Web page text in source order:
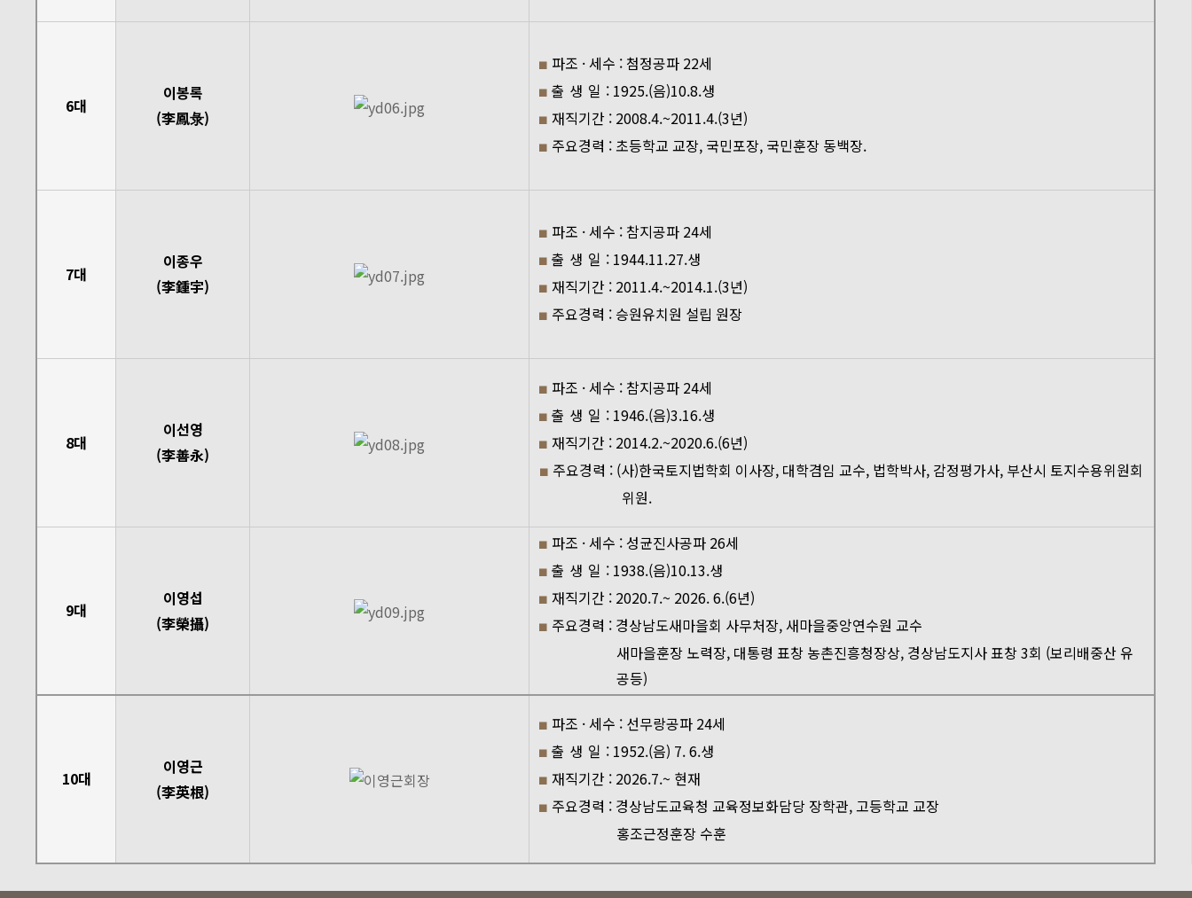
6대
이봉록
(李鳳彔)
■ 파조 · 세수 : 첨정공파 22세
■ 출 생 일 : 1925.(음)10.8.생
■ 재직기간 : 2008.4.~2011.4.(3년)
■ 주요경력 : 초등학교 교장, 국민포장, 국민훈장 동백장.
7대
이종우
(李鍾宇)
■ 파조 · 세수 : 참지공파 24세
■ 출 생 일 : 1944.11.27.생
■ 재직기간 : 2011.4.~2014.1.(3년)
■ 주요경력 : 승원유치원 설립 원장
8대
이선영
(李善永)
■ 파조 · 세수 : 참지공파 24세
■ 출 생 일 : 1946.(음)3.16.생
■ 재직기간 : 2014.2.~2020.6.(6년)
■ 주요경력 : (사)한국토지법학회 이사장, 대학겸임 교수, 법학박사, 감정평가사, 부산시 토지수용위원회
위원.
9대
이영섭
(李榮攝)
■ 파조 · 세수 : 성균진사공파 26세
■ 출 생 일 : 1938.(음)10.13.생
■ 재직기간 : 2020.7.~ 2026. 6.(6년)
■ 주요경력 : 경상남도새마을회 사무처장, 새마을중앙연수원 교수
새마을훈장 노력장, 대통령 표창 농촌진흥청장상, 경상남도지사 표창 3회 (보리배중산 유
공등)
10대
이영근
(李英根)
■ 파조 · 세수 : 선무랑공파 24세
■ 출 생 일 : 1952.(음) 7. 6.생
■ 재직기간 : 2026.7.~ 현재
■ 주요경력 : 경상남도교육청 교육정보화담당 장학관, 고등학교 교장
홍조근정훈장 수훈